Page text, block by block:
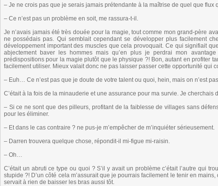
– Je ne crois pas que je serais jamais prétendante à la maîtrise de quel que flux
– Ce n’est pas un problème en soit, me rassura-t-il.
Je n’avais jamais été très douée pour la magie, tout comme mon grand-père
ne possédais pas. Qui semblait cependant se développer plus facilement
développement important des muscles que cela provoquait. Ce qui signifiait
abjectement baver les hommes mais qu’en plus je perdrai mon
prédispositions pour la magie plutôt que le physique ?! Bon, autant en profiter
facilement utiliser. Mieux valait donc ne pas laisser passer cette opportunité qui
– Euh… Ce n’est pas que je doute de votre talent ou quoi, hein, mais on n’est
C’était à la fois de la minauderie et une assurance pour ma survie. Je
– Si ce ne sont que des pilleurs, profitant de la faiblesse de villages sans
pour les éliminer.
– Et dans le cas contraire ? ne pus-je m’empêcher de m’inquiéter sérieusement.
– Darren trouvera quelque chose, répondit-il mi-figue mi-raisin.
– Oh…
C’était un abruti ce type ou quoi ? S’il y avait un problème c’était l’autre qui
stupide ?! D’un côté cela m’assurait que je pourrais facilement le tenir en
servait à rien de baisser les bras aussi tôt.